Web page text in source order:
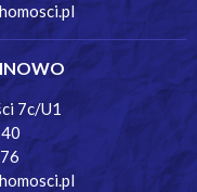
7c/U1